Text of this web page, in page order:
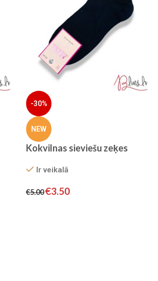
-30%
NEW
Kokvilnas sieviešu zeķes
Ir veikalā
€5.00€3.50